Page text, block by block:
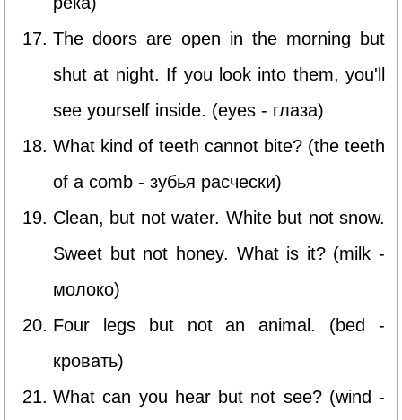
The doors are open in the morning but
shut at night. If you look into them, you'll
see yourself inside. (eyes - глаза)
What kind of teeth cannot bite? (the teeth
of a comb - зубья расчески)
Clean, but not water. White but not snow.
Sweet but not honey. What is it? (milk -
молоко)
Four legs but not an animal. (bed -
кровать)
What can you hear but not see? (wind -